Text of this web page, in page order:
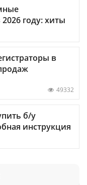
году: хиты
в
49332
б/у
инструкция